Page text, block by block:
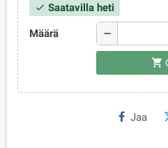
check Saatavilla heti
Määrä remove
shopping_cart
Jaa